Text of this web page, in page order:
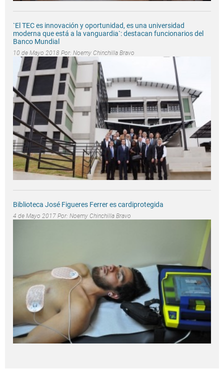
`El TEC es innovación y oportunidad, es una universidad
moderna que está a la vanguardia`: destacan funcionarios del
Banco Mundial
10 de Mayo 2018 Por: Noemy Chinchilla Bravo
Biblioteca José Figueres Ferrer es cardiprotegida
4 de Mayo 2017 Por: Noemy Chinchilla Bravo